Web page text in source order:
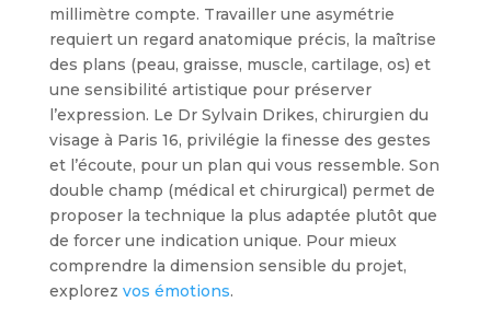
millimètre compte. Travailler une asymétrie
requiert un regard anatomique précis, la maîtrise
des plans (peau, graisse, muscle, cartilage, os) et
une sensibilité artistique pour préserver
l’expression. Le Dr Sylvain Drikes, chirurgien du
visage à Paris 16, privilégie la finesse des gestes
et l’écoute, pour un plan qui vous ressemble. Son
double champ (médical et chirurgical) permet de
proposer la technique la plus adaptée plutôt que
de forcer une indication unique. Pour mieux
comprendre la dimension sensible du projet,
explorez vos émotions.